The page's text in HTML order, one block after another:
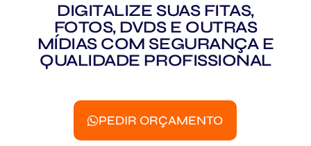
DIGITALIZE SUAS FITAS,
FOTOS, DVDS E OUTRAS
MÍDIAS COM SEGURANÇA E
QUALIDADE PROFISSIONAL
PEDIR ORÇAMENTO